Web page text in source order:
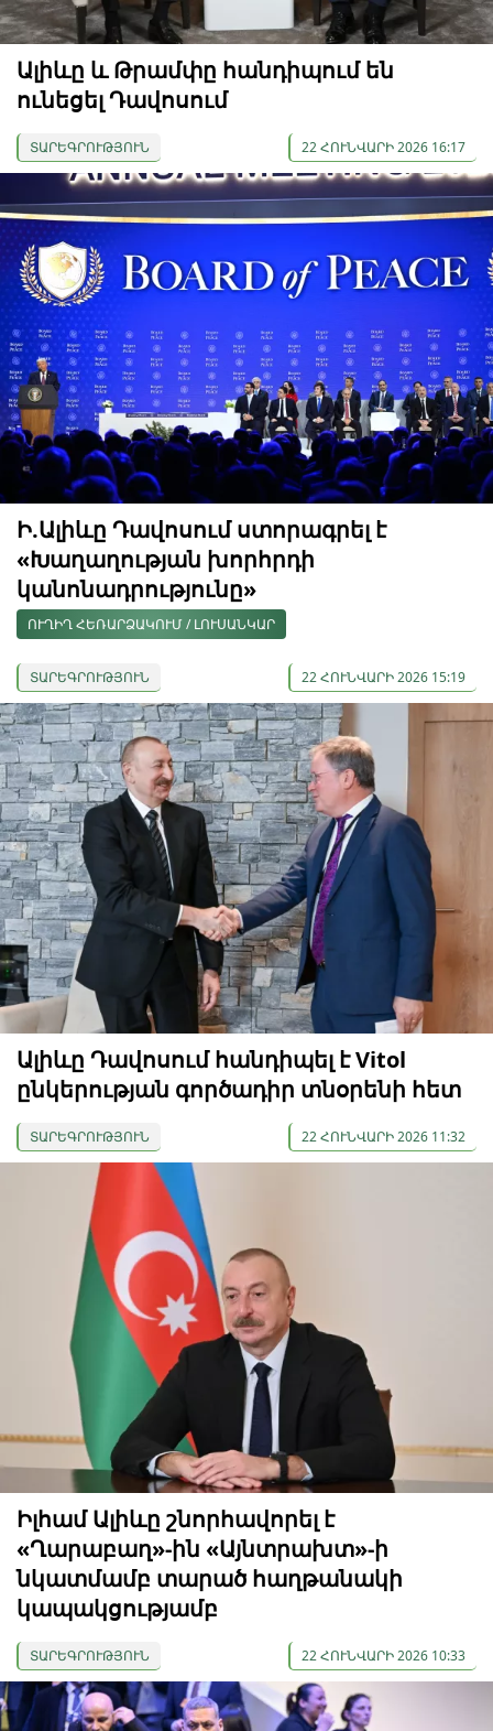
Ալիևը և Թրամփը հանդիպում են
ունեցել Դավոսում
ՏԱՐԵԳՐՈՒԹՅՈՒՆ 22 ՀՈՒՆՎԱՐԻ 2026 16:17
Ի.Ալիևը Դավոսում ստորագրել է
«Խաղաղության խորհրդի
կանոնադրությունը»
ՈՒՂԻՂ ՀԵՌԱՐՁԱԿՈՒՄ / ԼՈՒՍԱՆԿԱՐ
ՏԱՐԵԳՐՈՒԹՅՈՒՆ 22 ՀՈՒՆՎԱՐԻ 2026 15:19
Ալիևը Դավոսում հանդիպել է Vitol
ընկերության գործադիր տնօրենի հետ
ՏԱՐԵԳՐՈՒԹՅՈՒՆ 22 ՀՈՒՆՎԱՐԻ 2026 11:32
Իլհամ Ալիևը շնորհավորել է
«Ղարաբաղ»-ին «Այնտրախտ»-ի
նկատմամբ տարած հաղթանակի
կապակցությամբ
ՏԱՐԵԳՐՈՒԹՅՈՒՆ 22 ՀՈՒՆՎԱՐԻ 2026 10:33